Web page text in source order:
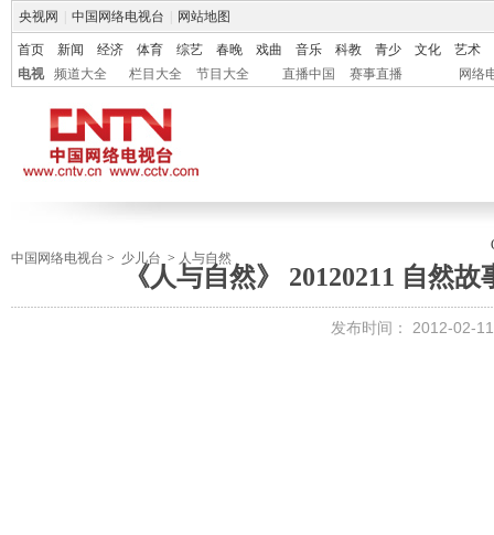
央视网 中国网络电视台 网站地图
首页 新闻 经济 体育 综艺 春晚 戏曲 音乐 科教 青少 文化
艺术
电视
频道大全 栏目大全 节目大全 直播中国 赛事直播 网络
中国网络电视台 > 少儿台 > 人与自然
《人与自然》 20120211 自然
发布时间： 2012-02-